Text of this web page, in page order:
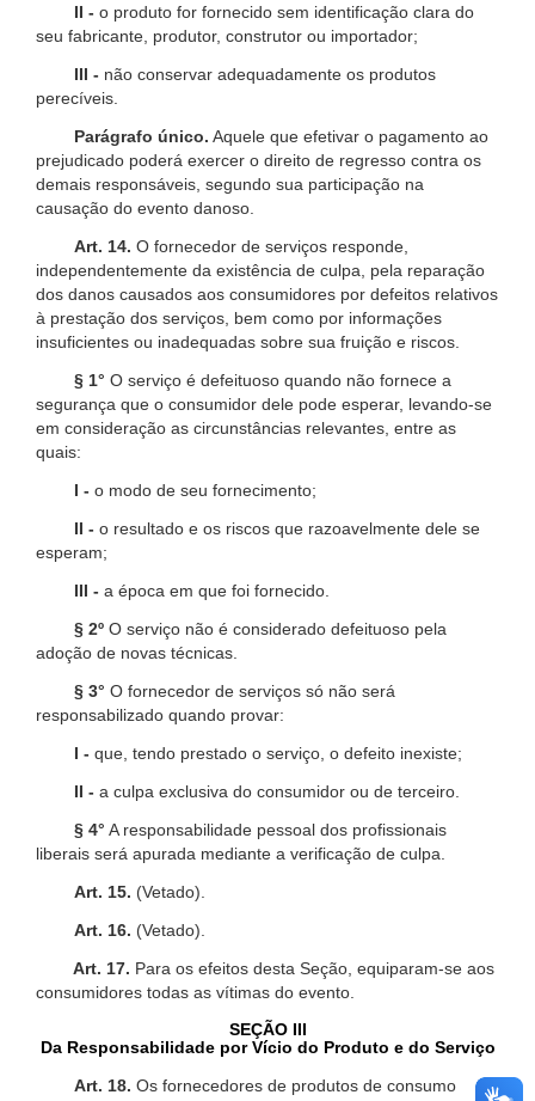
II - o produto for fornecido sem identificação clara do
seu fabricante, produtor, construtor ou importador;
III - não conservar adequadamente os produtos
perecíveis.
Parágrafo único. Aquele que efetivar o pagamento ao
prejudicado poderá exercer o direito de regresso contra os
demais responsáveis, segundo sua participação na
causação do evento danoso.
Art. 14. O fornecedor de serviços responde,
independentemente da existência de culpa, pela reparação
dos danos causados aos consumidores por defeitos relativos
à prestação dos serviços, bem como por informações
insuficientes ou inadequadas sobre sua fruição e riscos.
§ 1° O serviço é defeituoso quando não fornece a
segurança que o consumidor dele pode esperar, levando-se
em consideração as circunstâncias relevantes, entre as
quais:
I - o modo de seu fornecimento;
II - o resultado e os riscos que razoavelmente dele se
esperam;
III - a época em que foi fornecido.
§ 2º O serviço não é considerado defeituoso pela
adoção de novas técnicas.
§ 3° O fornecedor de serviços só não será
responsabilizado quando provar:
I - que, tendo prestado o serviço, o defeito inexiste;
II - a culpa exclusiva do consumidor ou de terceiro.
§ 4° A responsabilidade pessoal dos profissionais
liberais será apurada mediante a verificação de culpa.
Art. 15. (Vetado).
Art. 16. (Vetado).
Art. 17. Para os efeitos desta Seção, equiparam-se aos
consumidores todas as vítimas do evento.
SEÇÃO III
Da Responsabilidade por Vício do Produto e do Serviço
Art. 18. Os fornecedores de produtos de consumo